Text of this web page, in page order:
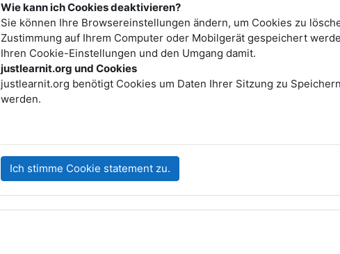
Wie kann ich Cookies deaktivieren?
Sie können Ihre Browsereinstellungen ändern, um Cookies zu
Zustimmung auf Ihrem Computer oder Mobilgerät gespeichert
Ihren Cookie-Einstellungen und den Umgang damit.
justlearnit.org und Cookies
justlearnit.org benötigt Cookies um Daten Ihrer Sitzung zu
werden.
Ich stimme Cookie statement zu.